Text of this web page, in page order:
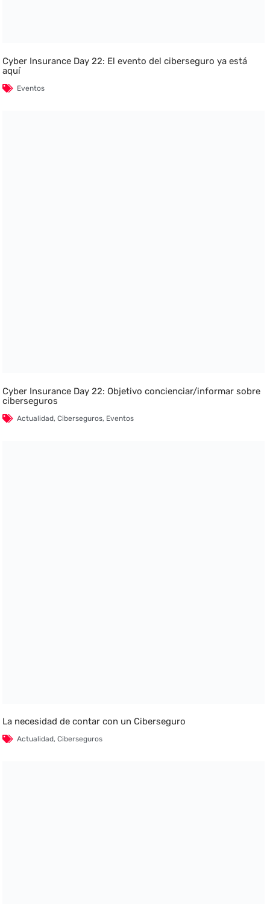
Cyber Insurance Day 22: El evento del ciberseguro ya está
aquí
Eventos
Cyber Insurance Day 22: Objetivo concienciar/informar sobre
ciberseguros
Actualidad,Ciberseguros, Eventos
La necesidad de contar con un Ciberseguro
Actualidad,Ciberseguros